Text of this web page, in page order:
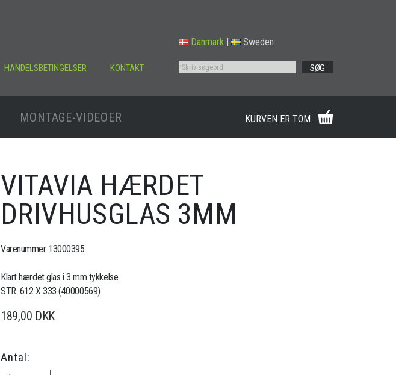
HANDELSBETINGELSER KONTAKT
Danmark | Sweden
SØG
MONTAGE-VIDEOER KURVEN ER TOM
VITAVIA HÆRDET
DRIVHUSGLAS 3MM
Varenummer 13000395
Klart hærdet glas i 3 mm tykkelse
STR. 612 X 333 (40000569)
189,00 DKK
Antal: